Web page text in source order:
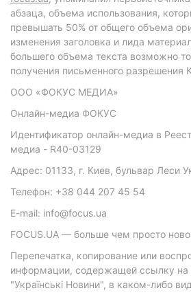
абзаца, объема использования,
превышать 50% от общего объема
изменения заголовка и лида
большего объема текста возможно
получения письменного разрешения
ООО «ФОКУС МЕДИА»
Онлайн-медиа ФОКУС
Идентификатор онлайн-медиа в
медиа - R40-03129
Адрес: 01133, г. Киев, бульвар Леси
Телефон: +38 044 207 45 54
E-mail: info@focus.ua
FOCUS.UA — больше чем просто
Перепечатка, копирование или
информации, содержащей ссылку на
"Українські Новини", в каком-либо